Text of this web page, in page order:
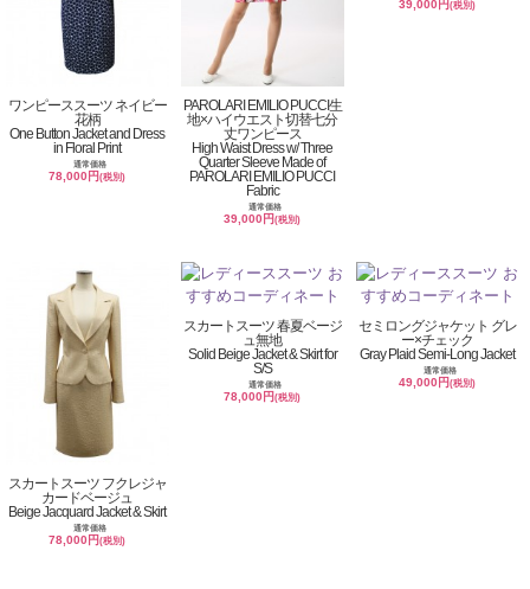
ワンピーススーツ ネイビー
花柄
One Button Jacket and Dress
in Floral Print
通常価格
78,000円(税別)
PAROLARI EMILIO PUCCI生
地×ハイウエスト切替七分
丈ワンピース
High Waist Dress w/ Three
Quarter Sleeve Made of
PAROLARI EMILIO PUCCI
Fabric
通常価格
39,000円(税別)
39,000円(税別)
スカートスーツ フクレジャ
カードベージュ
Beige Jacquard Jacket & Skirt
通常価格
78,000円(税別)
スカートスーツ 春夏ベージ
ュ無地
Solid Beige Jacket & Skirt for
S/S
通常価格
78,000円(税別)
セミロングジャケット グレ
ー×チェック
Gray Plaid Semi-Long Jacket
通常価格
49,000円(税別)